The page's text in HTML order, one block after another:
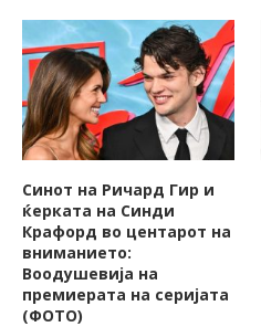
Синот на Ричард Гир и
ќерката на Синди
Крафорд во центарот на
вниманието:
Воодушевија на
премиерата на серијата
(ФОТО)